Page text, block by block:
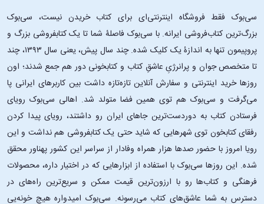
سی‌بوک فقط فروشگاه اینترنتی‌ای برای کتاب خریدن نیست، سی‌بوک
بزرگ‌ترین کتاب‌فروشی ایرانه. با سی‌بوک فاصلۀ شما تا یک کتابفروشی بزرگ و
پروپیمون تنها به اندازۀ یک کلیک شده. چند سال پیش، یعنی سال ۱۳۹۳، چند
تا متخصص جوان و پرانرژیِ عاشقِ کتاب و کتابخونی دور هم جمع شدند؛ اون‌
روزها خرید اینترنتی و سفارش آنلاین تازه‌تازه داشت بین کاربرهای ایرانی پا
می‌گرفت و سی‌بوک هم توی همین فضا متولد شد. اهالی سی‌بوک رویای
فرستادن کتاب به دوردست‌ترین جاهای ایران رو داشتند، رویای پیدا کردن
رفقای کتابخون توی شهرهایی که شاید حتی یک کتابفروشی هم نداشت و این
رویا امروز با حضور صدها هزار همراه وفادار از سراسر این کشور پهناور محقق
شده. این ‌روزها سی‌بوک با استفاده از ابزارهایی که در اختیار داره، محصولات
فرهنگی و کتاب‌ها رو با ارزون‌ترین قیمت ممکن و سریع‌ترین راه‌های در
دسترس به شما عاشق‌های کتاب می‌رسونه. سی‌بوک امیدواره هیچ خونه‌یی